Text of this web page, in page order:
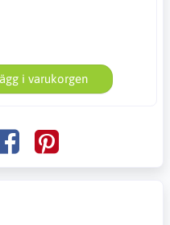
i varukorgen